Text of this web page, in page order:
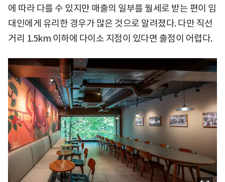
에 따라 다를 수 있지만 매출의 일부를 월세로 받는 편이 임
대인에게 유리한 경우가 많은 것으로 알려졌다. 다만 직선
거리 1.5km 이하에 다이소 지점이 있다면 출점이 어렵다.